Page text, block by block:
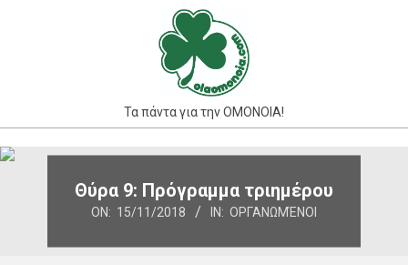
Τα πάντα για την ΟΜΟΝΟΙΑ!
Primary
Θύρα 9: Πρόγραμμα τριημέρου
ON: 15/11/2018 IN: ΟΡΓΑΝΩΜΈΝΟΙ